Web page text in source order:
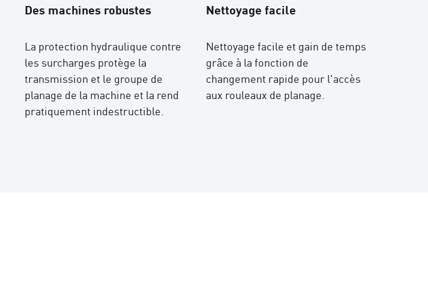
Des machines robustes
La protection hydraulique contre
les surcharges protège la
transmission et le groupe de
planage de la machine et la rend
pratiquement indestructible.
Nettoyage facile
Nettoyage facile et gain de temps
grâce à la fonction de
changement rapide pour l'accès
aux rouleaux de planage.